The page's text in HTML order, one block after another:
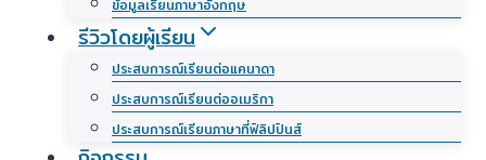
ข้อมูลเรียนภาษาอังกฤษ
รีวิวโดยผู้เรียน
ประสบการณ์เรียนต่อแคนาดา
ประสบการณ์เรียนต่ออเมริกา
ประสบการณ์เรียนภาษาที่ฟิลิปปินส์